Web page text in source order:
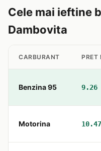
Cele mai ieftine
Dambovita
CARBURANT PRET
Benzina 95
Motorina